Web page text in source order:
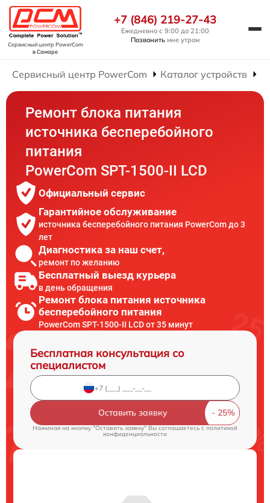
Сервисный центр PowerCom
в Самаре
+7 (846) 219-27-43
Ежедневно с 9:00 до 21:00
Позвонить мне утром
Сервисный центр PowerCom Каталог устройств
Ремонт блока питания
источника бесперебойного
питания
PowerCom SPT-1500-II LCD
Официальный сервис
Гарантийное обслуживание
источника бесперебойного питания PowerCom до 3
лет
Диагностика за наш счет,
ремонт по желанию
Бесплатный выезд курьера
в день обращения
Ремонт блока питания источника
бесперебойного питания
PowerCom SPT-1500-II LCD от 35 минут
Бесплатная консультация со
специалистом
Оставить заявку
Нажимая на кнопку "Оставить заявку" Вы соглашаетесь cполитикой
конфиденциальности